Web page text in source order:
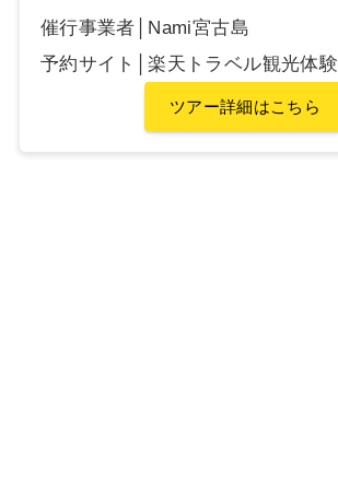
催行事業者│Nami宮古島
予約サイト│楽天トラベル観光体験
ツアー詳細はこちら